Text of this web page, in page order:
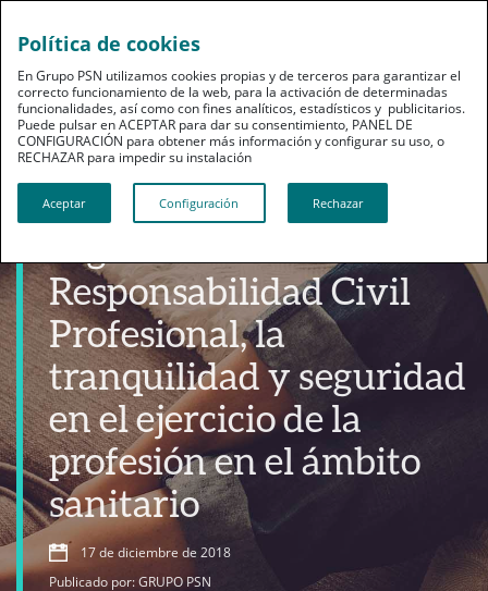
Productos
Responsabilidad Civil
Profesional, la
tranquilidad y seguridad
en el ejercicio de la
profesión en el ámbito
sanitario
17 de diciembre de 2018
Publicado por: GRUPO PSN
Política de cookies
En Grupo PSN utilizamos cookies propias y de terceros para garantizar el
correcto funcionamiento de la web, para la activación de determinadas
funcionalidades, así como con fines analíticos, estadísticos y publicitarios.
Puede pulsar en ACEPTAR para dar su consentimiento, PANEL DE
CONFIGURACIÓN para obtener más información y configurar su uso, o
RECHAZAR para impedir su instalación​​​​​​​
Aceptar Configuración Rechazar